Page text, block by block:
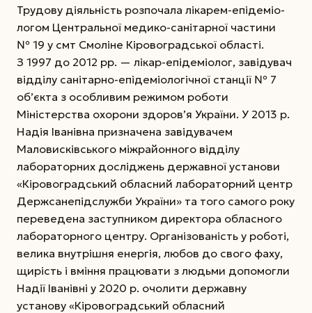
Трудову діяльність розпочала лікарем-епідеміо­
логом Центральної медико-санітарної частини
№ 19 у смт Смоліне Кіровоградської області.
З 1997 до 2012 рр. — лікар-епідеміолог, завідувач
відділу санітарно-епідеміологічної станції № 7
об’єкта з особливим режимом роботи
Міністерства охорони здоров’я України. У 2013 р.
Надія Іванівна призначена завідувачем
Маловисківського міжрайонного відділу
лабораторних досліджень державної установи
«Кіровоградський обласний лабораторний центр
Держсан­епідслужби України» та того самого року
переведена заступником директора обласного
лабораторного центру. Організованість у роботі,
велика внутрішня енергія, любов до свого фаху,
щирість і вміння працювати з людьми допомогли
Надії Іванівні у 2020 р. очолити державну
установу «Кіровоградський обласний